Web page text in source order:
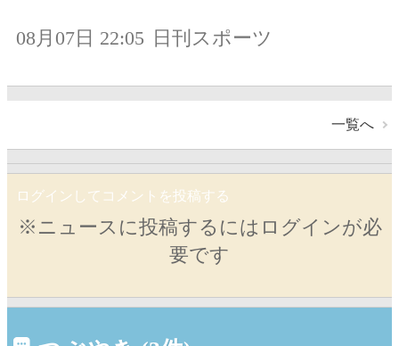
08月07日 22:05 日刊スポーツ
一覧へ
ログインしてコメントを投稿する
※ニュースに投稿するにはログインが必
要です